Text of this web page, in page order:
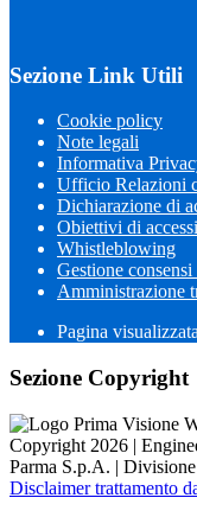
Sezione Link Utili
Cookie policy
Note legali
Informativa
Ufficio Relazioni
Dichiarazione di
Obiettivi di
Whistleblowing
Gestione
Amministrazione
Pagina visualizzata
Sezione Copyright
Copyright 2026 |
Parma S.p.A. |
Disclaimer trattamento